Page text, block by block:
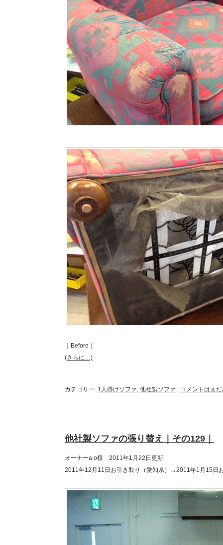
｜Before｜
(さらに…)
カテゴリー: 1人掛けソファ, 他社製ソファ コメントはま
他社製ソファの張り替え｜その129｜
オーナーa.o様 2011年1月22日更新
2011年12月11日お引き取り（愛知県）→2011年1月15日